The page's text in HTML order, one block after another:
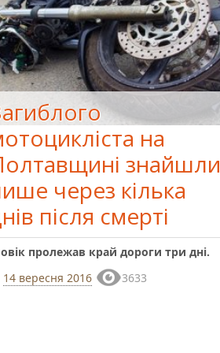
на
знайшли
через кілька
після смерті
пролежав край дороги три дні.
14 вересня 2016
3633